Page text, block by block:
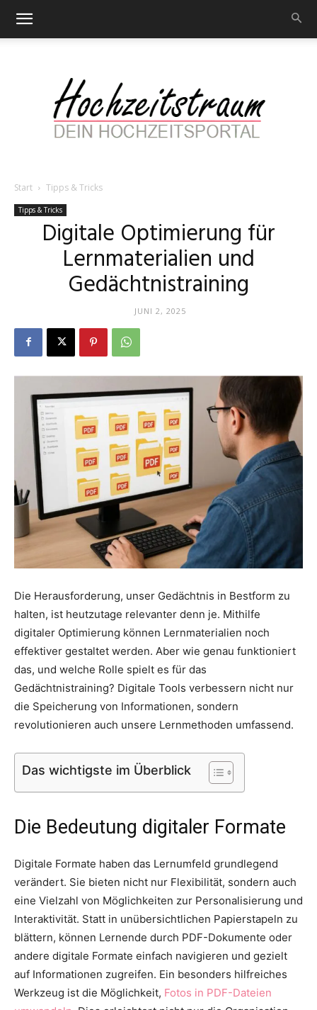
–
Portal
rund
um
Thema
Hochzeit
Start Tipps & Tricks
Tipps & Tricks
Digitale Optimierung für
Lernmaterialien und
Gedächtnistraining
JUNI 2, 2025
Die Herausforderung, unser Gedächtnis in Bestform zu
halten, ist heutzutage relevanter denn je. Mithilfe
digitaler Optimierung können Lernmaterialien noch
effektiver gestaltet werden. Aber wie genau funktioniert
das, und welche Rolle spielt es für das
Gedächtnistraining? Digitale Tools verbessern nicht nur
die Speicherung von Informationen, sondern
revolutionieren auch unsere Lernmethoden umfassend.
Das wichtigste im Überblick
Die Bedeutung digitaler Formate
Digitale Formate haben das Lernumfeld grundlegend
verändert. Sie bieten nicht nur Flexibilität, sondern auch
eine Vielzahl von Möglichkeiten zur Personalisierung und
Interaktivität. Statt in unübersichtlichen Papierstapeln zu
blättern, können Lernende durch PDF-Dokumente oder
andere digitale Formate einfach navigieren und gezielt
auf Informationen zugreifen. Ein besonders hilfreiches
Werkzeug ist die Möglichkeit, Fotos in PDF-Dateien